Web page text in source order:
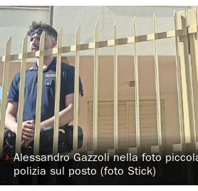
◗Alessandro Gazzoli nella foto
polizia sul posto (foto Stick)